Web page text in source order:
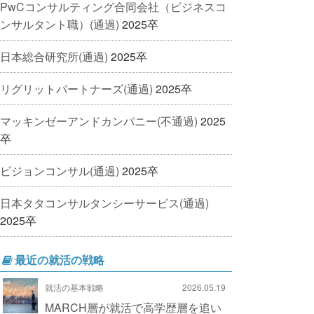
PwCコンサルティング合同会社（ビジネスコ
ンサルタント職）(通過) 2025卒
日本総合研究所(通過) 2025卒
リグリットパートナーズ(通過) 2025卒
マッキンゼーアンドカンパニー(不通過) 2025
卒
ビジョンコンサル(通過) 2025卒
日本タタコンサルタンシーサービス(通過)
2025卒
最近の就活の戦略
就活の基本戦略 2026.05.19
MARCH層が就活で高学歴層を追い